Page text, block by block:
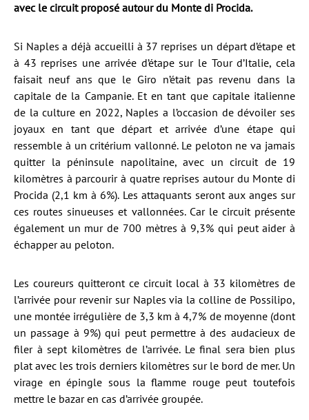
avec le circuit proposé autour du Monte di Procida.
Si Naples a déjà accueilli à 37 reprises un départ d’étape et
à 43 reprises une arrivée d’étape sur le Tour d’Italie, cela
faisait neuf ans que le Giro n’était pas revenu dans la
capitale de la Campanie. Et en tant que capitale italienne
de la culture en 2022, Naples a l’occasion de dévoiler ses
joyaux en tant que départ et arrivée d’une étape qui
ressemble à un critérium vallonné. Le peloton ne va jamais
quitter la péninsule napolitaine, avec un circuit de 19
kilomètres à parcourir à quatre reprises autour du Monte di
Procida (2,1 km à 6%). Les attaquants seront aux anges sur
ces routes sinueuses et vallonnées. Car le circuit présente
également un mur de 700 mètres à 9,3% qui peut aider à
échapper au peloton.
Les coureurs quitteront ce circuit local à 33 kilomètres de
l’arrivée pour revenir sur Naples via la colline de Possilipo,
une montée irrégulière de 3,3 km à 4,7% de moyenne (dont
un passage à 9%) qui peut permettre à des audacieux de
filer à sept kilomètres de l’arrivée. Le final sera bien plus
plat avec les trois derniers kilomètres sur le bord de mer. Un
virage en épingle sous la flamme rouge peut toutefois
mettre le bazar en cas d’arrivée groupée.